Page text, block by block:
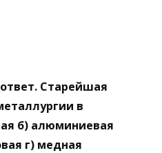
Старейшая
в
б) алюминиевая
г) медная